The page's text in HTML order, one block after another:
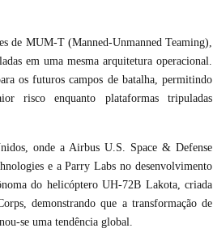
de MUM-T (Manned-Unmanned Teaming),
em uma mesma arquitetura operacional.
os futuros campos de batalha, permitindo
risco enquanto plataformas tripuladas
onde a Airbus U.S. Space & Defense
e a Parry Labs no desenvolvimento
do helicóptero UH-72B Lakota, criada
demonstrando que a transformação de
se uma tendência global.